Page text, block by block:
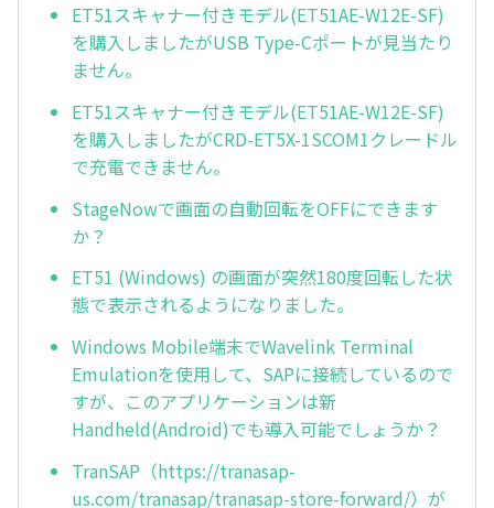
ET51スキャナー付きモデル(ET51AE-W12E-SF)
を購入しましたがUSB Type-Cポートが見当たり
ません。
ET51スキャナー付きモデル(ET51AE-W12E-SF)
を購入しましたがCRD-ET5X-1SCOM1クレードル
で充電できません。
StageNowで画面の自動回転をOFFにできます
か？
ET51 (Windows) の画面が突然180度回転した状
態で表示されるようになりました。
Windows Mobile端末でWavelink Terminal
Emulationを使用して、SAPに接続しているので
すが、このアプリケーションは新
Handheld(Android)でも導入可能でしょうか？
TranSAP（https://tranasap-
us.com/tranasap/tranasap-store-forward/）が